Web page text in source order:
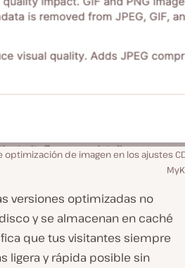
optimización de imagen en los ajustes
versiones optimizadas no
y se almacenan en caché
que tus visitantes siempre
ligera y rápida posible sin